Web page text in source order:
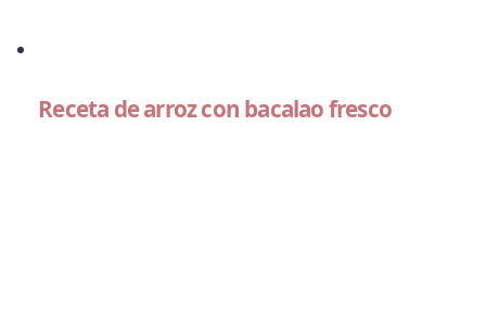
Receta de arroz con bacalao fresco